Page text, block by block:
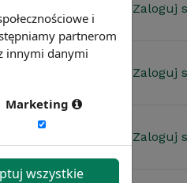
Zaloguj
Zaloguj
Zaloguj
i
partnerom
innymi danymi
Marketing
wszystkie